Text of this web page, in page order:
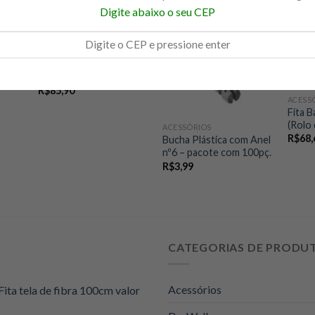
ACESSÓRIOS
R$85,90
ACESSÓRIOS
Bucha Plástica com Anel
nº6 – pacote com 100pç.
R$3,99
Fita
(Rolo
R$
tela de fibra 100cm valor
CATEGORIAS DE
Acessórios
Digite abaixo o seu CEP